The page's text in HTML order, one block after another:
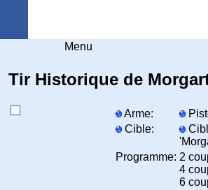
Menu
Tir Historique de
Arme:
Cible:
Programme: 2
4
6